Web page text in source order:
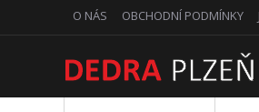
O NÁS OBCHODNÍ PODMÍNKY